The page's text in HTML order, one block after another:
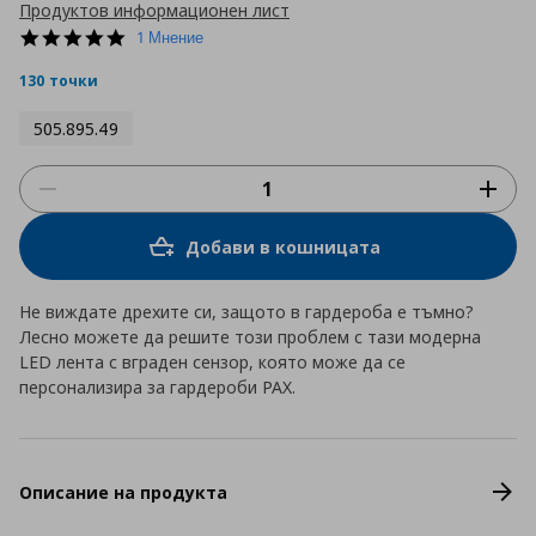
Продуктов информационен лист
5.01 Мнение
130 точки
505.895.49
Добави в кошницата
Не виждате дрехите си, защото в гардероба е тъмно?
Лесно можете да решите този проблем с тази модерна
LED лента с вграден сензор, която може да се
персонализира за гардероби PAX.
Описание на продукта